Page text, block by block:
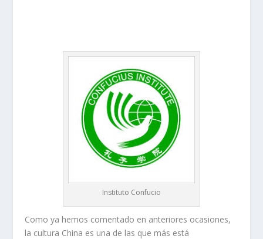
Instituto Confucio
Como ya hemos comentado en anteriores ocasiones,
la cultura China es una de las que más está